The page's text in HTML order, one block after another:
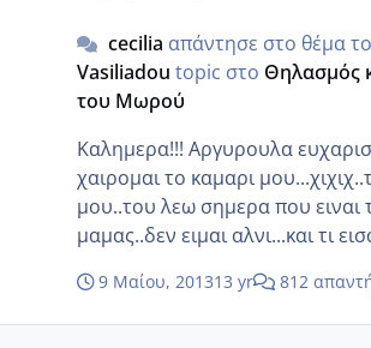
cecilia απάντησε στο θέμα
Vasiliadou topic στο Θηλασμός
του Μωρού
Καλημερα!!! Αργυρουλα ευχαριστω πολυ..το
χαιρομαι το καμαρι
μου..του λεω σημερα που ειναι
μαμας..δεν ειμαι αλνι...και τι
ευτα..περιμενε τη βαφτηση και
ξεκανεις τον ανθρωπο...που
9 Μαίου, 201313 yr 812